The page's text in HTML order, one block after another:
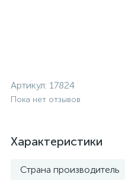
Артикул: 17824
Пока нет отзывов
Характеристики
Страна производитель